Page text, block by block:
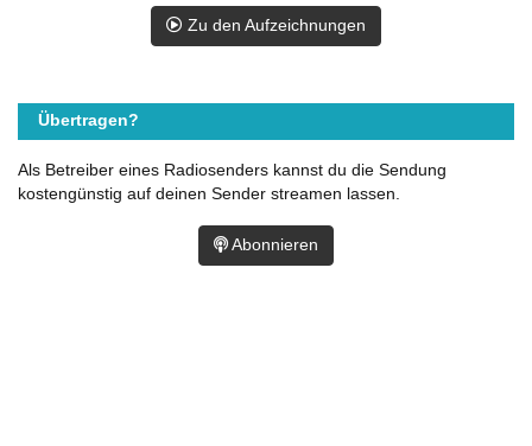
Zu den Aufzeichnungen
Übertragen?
Als Betreiber eines Radiosenders kannst du die Sendung
kostengünstig auf deinen Sender streamen lassen.
Abonnieren